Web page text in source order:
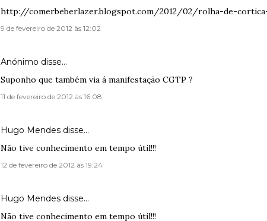
http://comerbeberlazer.blogspot.com/2012/02/rolha-de-
9 de fevereiro de 2012 às 12:02
Anónimo disse…
Suponho que também via á manifestação CGTP ?
11 de fevereiro de 2012 às 16:08
Hugo Mendes disse…
Não tive conhecimento em tempo útil!!!
12 de fevereiro de 2012 às 19:24
Hugo Mendes disse…
Não tive conhecimento em tempo útil!!!